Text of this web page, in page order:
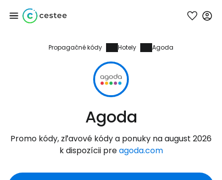
Propagačné kódy Hotely Agoda
Agoda
Promo kódy, zľavové kódy a ponuky na august 2026
k dispozícii preagoda.com
Prihláste sa do
služby Cestee
... celosvetovej komunity cestovateľov
Pokračovať so službou Google
Pokračovať na Facebooku